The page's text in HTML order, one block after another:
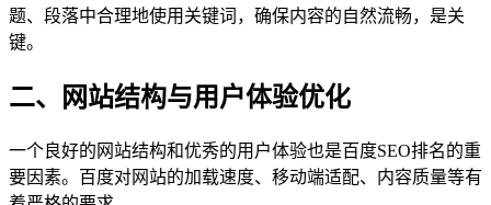
题、段落中合理地使用关键词，确保内容的自然流畅，是关
键。
二、网站结构与用户体验优化
一个良好的网站结构和优秀的用户体验也是百度SEO排名的重
要因素。百度对网站的加载速度、移动端适配、内容质量等有